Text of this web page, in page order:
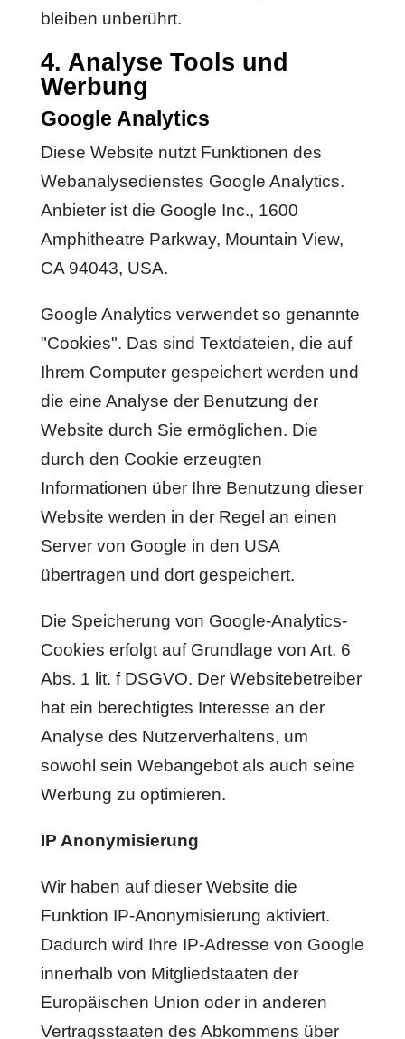
bleiben unberührt.
4. Analyse Tools und
Werbung
Google Analytics
Diese Website nutzt Funktionen des
Webanalysedienstes Google Analytics.
Anbieter ist die Google Inc., 1600
Amphitheatre Parkway, Mountain View,
CA 94043, USA.
Google Analytics verwendet so genannte
"Cookies". Das sind Textdateien, die auf
Ihrem Computer gespeichert werden und
die eine Analyse der Benutzung der
Website durch Sie ermöglichen. Die
durch den Cookie erzeugten
Informationen über Ihre Benutzung dieser
Website werden in der Regel an einen
Server von Google in den USA
übertragen und dort gespeichert.
Die Speicherung von Google-Analytics-
Cookies erfolgt auf Grundlage von Art. 6
Abs. 1 lit. f DSGVO. Der Websitebetreiber
hat ein berechtigtes Interesse an der
Analyse des Nutzerverhaltens, um
sowohl sein Webangebot als auch seine
Werbung zu optimieren.
IP Anonymisierung
Wir haben auf dieser Website die
Funktion IP-Anonymisierung aktiviert.
Dadurch wird Ihre IP-Adresse von Google
innerhalb von Mitgliedstaaten der
Europäischen Union oder in anderen
Vertragsstaaten des Abkommens über